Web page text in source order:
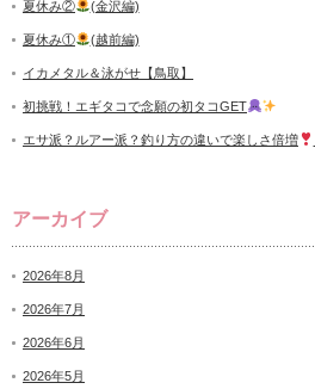
夏休み② (金沢編)
夏休み① (越前編)
イカメタル＆泳がせ【鳥取】
初挑戦！エギタコで念願の初タコGET
エサ派？ルアー派？釣り方の違いで楽しさ倍増
アーカイブ
2026年8月
2026年7月
2026年6月
2026年5月